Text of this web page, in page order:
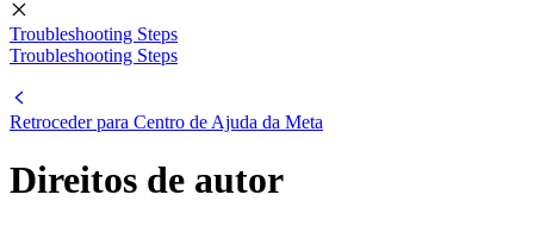
Troubleshooting Steps
Troubleshooting Steps
Retroceder para Centro de Ajuda da Meta
Direitos de autor